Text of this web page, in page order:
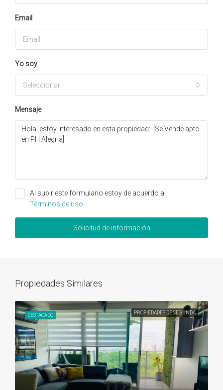
Email
Yo soy
Seleccionar
Mensaje
Al subir este formulario estoy de acuerdo a
Términos de uso
Solicitud de información
Propiedades Similares
DESTACADO PROPIEDADES DE SEGUNDA